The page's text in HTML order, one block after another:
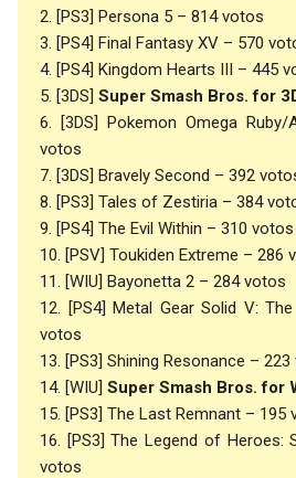
2. [PS3] Persona 5 – 814 votos
3. [PS4] Final Fantasy XV – 570
4. [PS4] Kingdom Hearts III – 445
5. [3DS] Super Smash Bros. for
6. [3DS] Pokemon Omega Ruby/
votos
7. [3DS] Bravely Second – 392
8. [PS3] Tales of Zestiria – 384
9. [PS4] The Evil Within – 310 votos
10. [PSV] Toukiden Extreme – 286
11. [WIU] Bayonetta 2 – 284 votos
12. [PS4] Metal Gear Solid V:
votos
13. [PS3] Shining Resonance –
14. [WIU] Super Smash Bros. for
15. [PS3] The Last Remnant – 195
16. [PS3] The Legend of Heroes:
votos